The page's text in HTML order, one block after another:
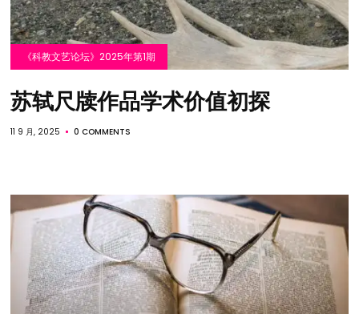
《科教文艺论坛》2025年第1期
苏轼尺牍作品学术价值初探
11 9 月, 2025 0 COMMENTS